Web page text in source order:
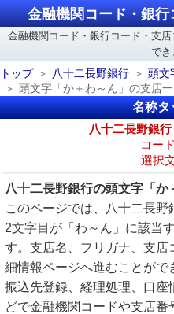
金融機関コード・銀
金融機関コード・銀行コード・支
でき
トップ
八十二長野銀行
頭文
頭文字「か＋わ～ん」の支店
名称タ
八十二長野銀行
コー
選択
八十二長野銀行の頭文字「
このページでは、八十二長野
2文字目が「わ～ん」に該当
す。支店名、フリガナ、支
細情報ページへ進むことがで
振込先登録、経理処理、口
どで金融機関コードや支店